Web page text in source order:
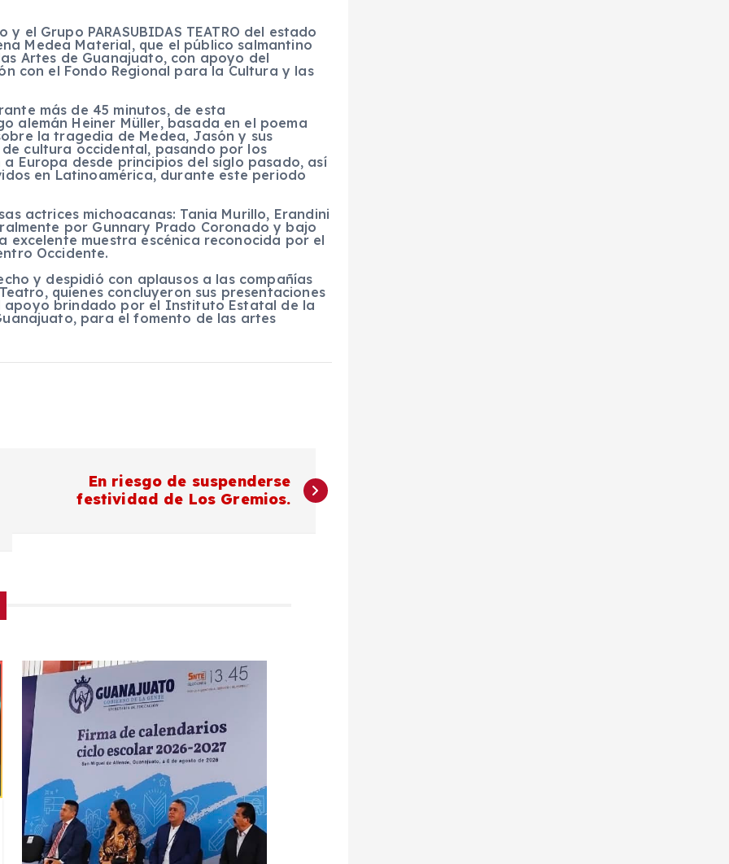
el Grupo PARASUBIDAS TEATRO del estado
Medea Material, que el público salmantino
Artes de Guanajuato, con apoyo del
con el Fondo Regional para la Cultura y las
más de 45 minutos, de esta
Heiner Müller, basada en el poema
la tragedia de Medea, Jasón y sus
cultura occidental, pasando por los
Europa desde principios del siglo pasado, así
en Latinoamérica, durante este periodo
actrices michoacanas: Tania Murillo, Erandini
por Gunnary Prado Coronado y bajo
excelente muestra escénica reconocida por el
Occidente.
y despidió con aplausos a las compañías
quienes concluyeron sus presentaciones
apoyo brindado por el Instituto Estatal de la
para el fomento de las artes
En riesgo de suspenderse
festividad de Los Gremios.